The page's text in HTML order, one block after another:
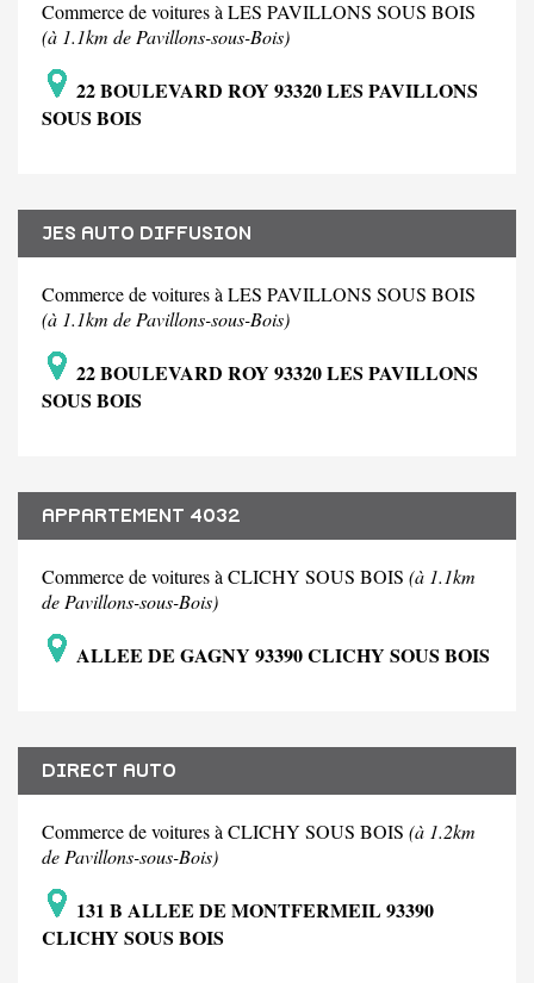
Commerce de voitures à LES PAVILLONS SOUS BOIS
(à 1.1km de Pavillons-sous-Bois)
22 BOULEVARD ROY 93320 LES PAVILLONS
SOUS BOIS
JES AUTO DIFFUSION
Commerce de voitures à LES PAVILLONS SOUS BOIS
(à 1.1km de Pavillons-sous-Bois)
22 BOULEVARD ROY 93320 LES PAVILLONS
SOUS BOIS
APPARTEMENT 4032
Commerce de voitures à CLICHY SOUS BOIS (à 1.1km
de Pavillons-sous-Bois)
ALLEE DE GAGNY 93390 CLICHY SOUS BOIS
DIRECT AUTO
Commerce de voitures à CLICHY SOUS BOIS (à 1.2km
de Pavillons-sous-Bois)
131 B ALLEE DE MONTFERMEIL 93390
CLICHY SOUS BOIS